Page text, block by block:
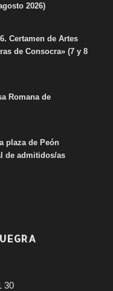
2026)
Certamen de Artes
de Consocra» (7 y 8
Romana de
plaza de Peón
de admitidos/as
30